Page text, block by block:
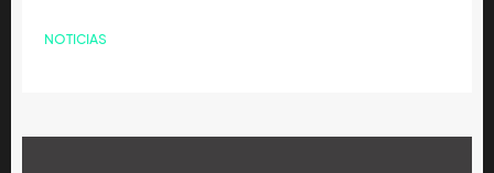
NOTICIAS